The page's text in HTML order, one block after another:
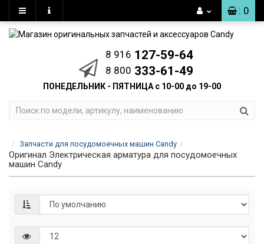
: 0
8 916 127-59-64
8 800 333-61-49
ПОНЕДЕЛЬНИК - ПЯТНИЦА с 10-00 до 19-00
Запчасти для посудомоечных машин Candy
Оригинал Электрическая арматура для посудомоечных
машин Candy